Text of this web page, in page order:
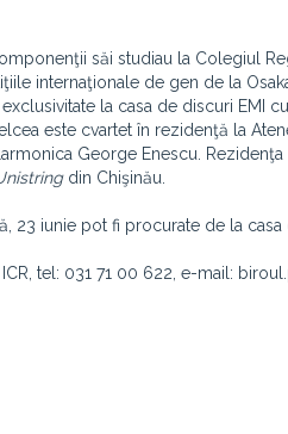
săi studiau la Colegiul
internaţionale de gen de la
la casa de discuri EMI
este cvartet în rezidenţă la
George Enescu.
din Chişinău.
23 iunie pot fi procurate de la casa
tel: 031 71 00 622, e-mail: